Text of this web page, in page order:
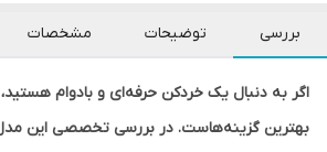
بررسی توضیحات مشخصات
بهترین گزینه‌هاست. در بررسی تخصصی این